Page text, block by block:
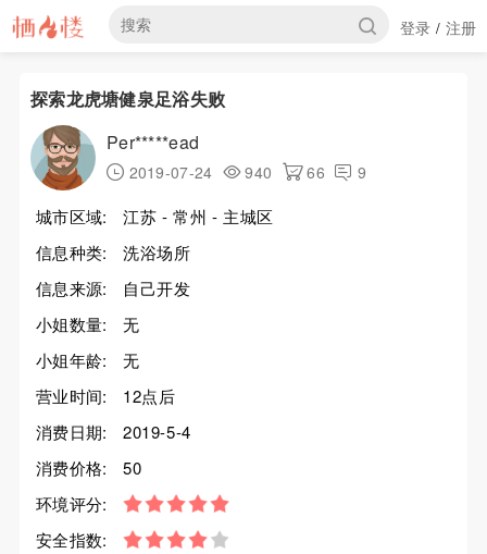
登录 / 注册
探索龙虎塘健泉足浴失败
Per*****ead
2019-07-24 940 66 9
城市区域:
江苏 - 常州 - 主城区
信息种类:
洗浴场所
信息来源:
自己开发
小姐数量:
无
小姐年龄:
无
营业时间:
12点后
消费日期:
2019-5-4
消费价格:
50
环境评分:
安全指数: